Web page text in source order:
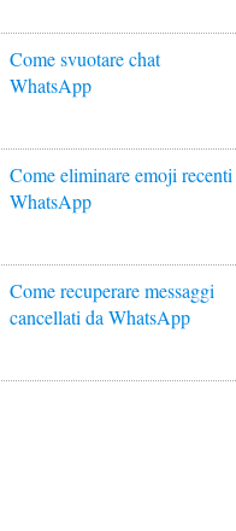
Come svuotare chat
WhatsApp
Come eliminare emoji recenti
WhatsApp
Come recuperare messaggi
cancellati da WhatsApp